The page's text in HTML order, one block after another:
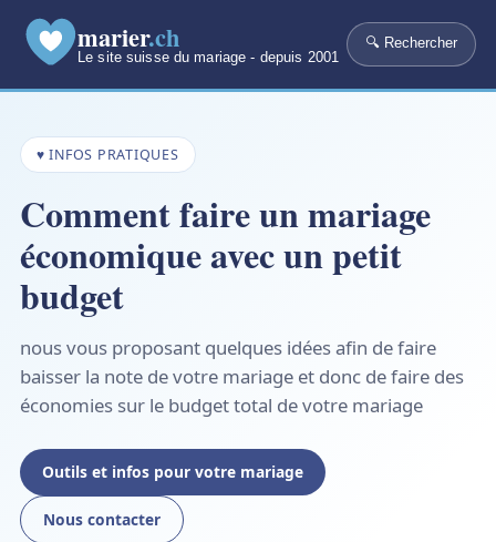
marier.ch
Le site suisse du mariage - depuis 2001
🔍 Rechercher
♥ INFOS PRATIQUES
Comment faire un mariage
économique avec un petit
budget
nous vous proposant quelques idées afin de faire
baisser la note de votre mariage et donc de faire des
économies sur le budget total de votre mariage
Outils et infos pour votre mariage
Nous contacter